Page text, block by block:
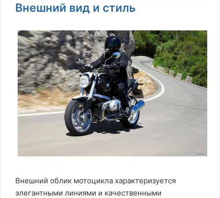
Внешний вид и стиль
Внешний облик мотоцикла характеризуется
элегантными линиями и качественными